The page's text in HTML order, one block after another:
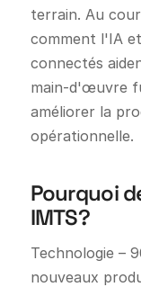
terrain. Au
comment l'IA
connectés
main-d'œuvre
améliorer la
opérationnelle.
Pourquoi
IMTS?
Technologie –
nouveaux